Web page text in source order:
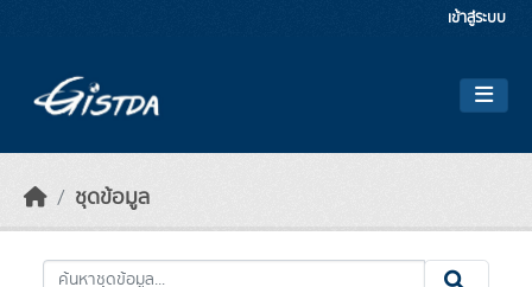
เข้าสู่ระบบ
ชุดข้อมูล